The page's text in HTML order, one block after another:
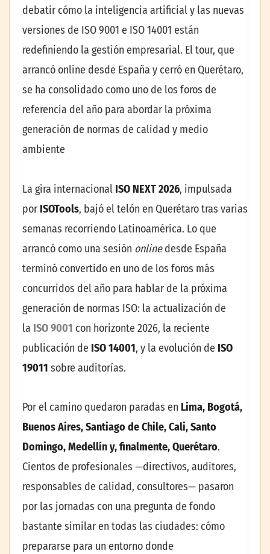
debatir cómo la inteligencia artificial y las nuevas
versiones de ISO 9001 e ISO 14001 están
redefiniendo la gestión empresarial. El tour, que
arrancó online desde España y cerró en Querétaro,
se ha consolidado como uno de los foros de
referencia del año para abordar la próxima
generación de normas de calidad y medio
ambiente
La gira internacional ISO NEXT 2026, impulsada
por ISOTools, bajó el telón en Querétaro tras varias
semanas recorriendo Latinoamérica. Lo que
arrancó como una sesión onlinedesde España
terminó convertido en uno de los foros más
concurridos del año para hablar de la próxima
generación de normas ISO: la actualización de
la ISO 9001 con horizonte 2026, la reciente
publicación de ISO 14001, y la evolución de ISO
19011 sobre auditorías.
Por el camino quedaron paradas en Lima, Bogotá,
Buenos Aires, Santiago de Chile, Cali, Santo
Domingo, Medellín y, finalmente, Querétaro.
Cientos de profesionales —directivos, auditores,
responsables de calidad, consultores— pasaron
por las jornadas con una pregunta de fondo
bastante similar en todas las ciudades: cómo
prepararse para un entorno donde